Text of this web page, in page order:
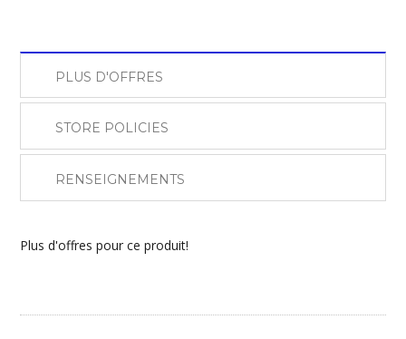
PLUS D'OFFRES
STORE POLICIES
RENSEIGNEMENTS
Plus d'offres pour ce produit!